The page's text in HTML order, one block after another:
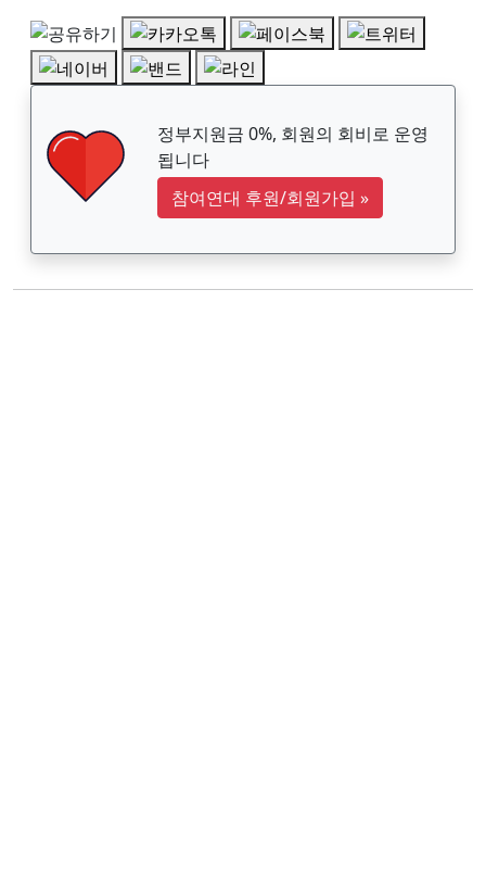
정부지원금 0%, 회원의 회비로 운영
됩니다
참여연대 후원/회원가입 »